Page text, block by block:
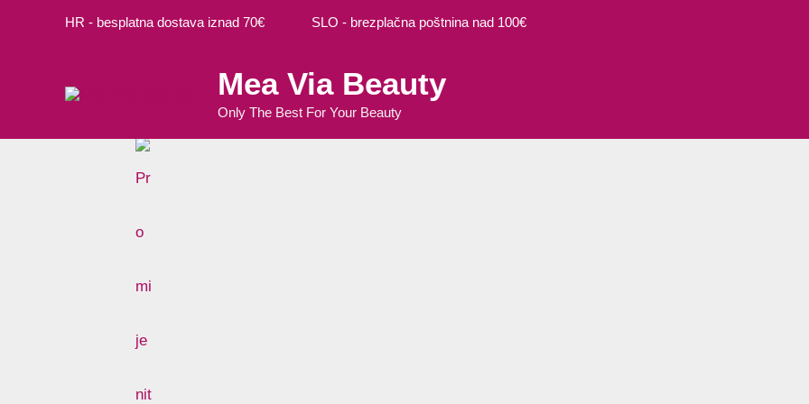
HR - besplatna dostava iznad 70€ SLO - brezplačna poštnina nad 100€
Mea Via Beauty
Only The Best For Your Beauty